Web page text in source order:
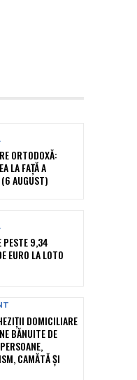
ORTODOXĂ:
LA FAȚĂ A
AUGUST)
PESTE 9,34
EURO LA LOTO
DOMICILIARE
BĂNUITE DE
CAMĂTĂ ŞI